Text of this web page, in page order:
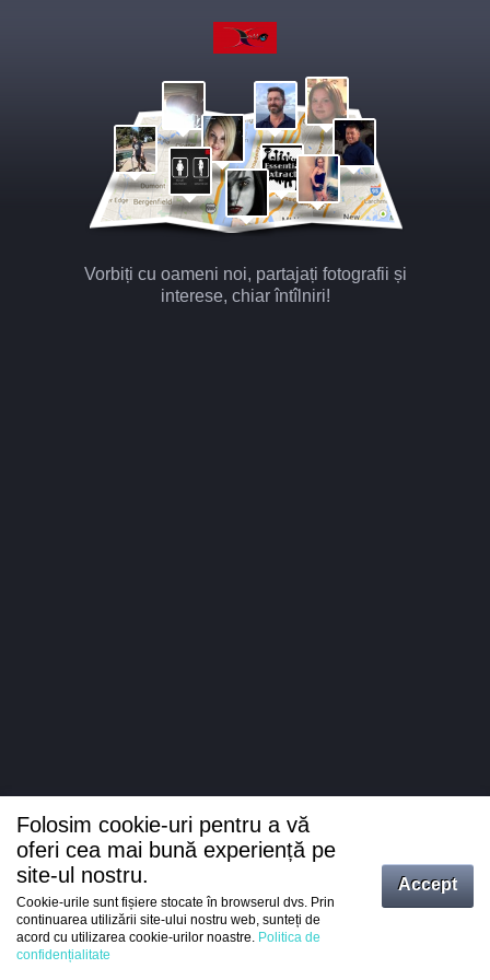
Vorbiți cu oameni noi, partajați fotografii și
interese, chiar întîlniri!
Intrați
Folosim cookie-uri pentru a vă
oferi cea mai bună experiență pe
site-ul nostru.
Cookie-urile sunt fișiere stocate în browserul dvs. Prin
continuarea utilizării site-ului nostru web, sunteți de
acord cu utilizarea cookie-urilor noastre. Politica de
confidențialitate
Accept